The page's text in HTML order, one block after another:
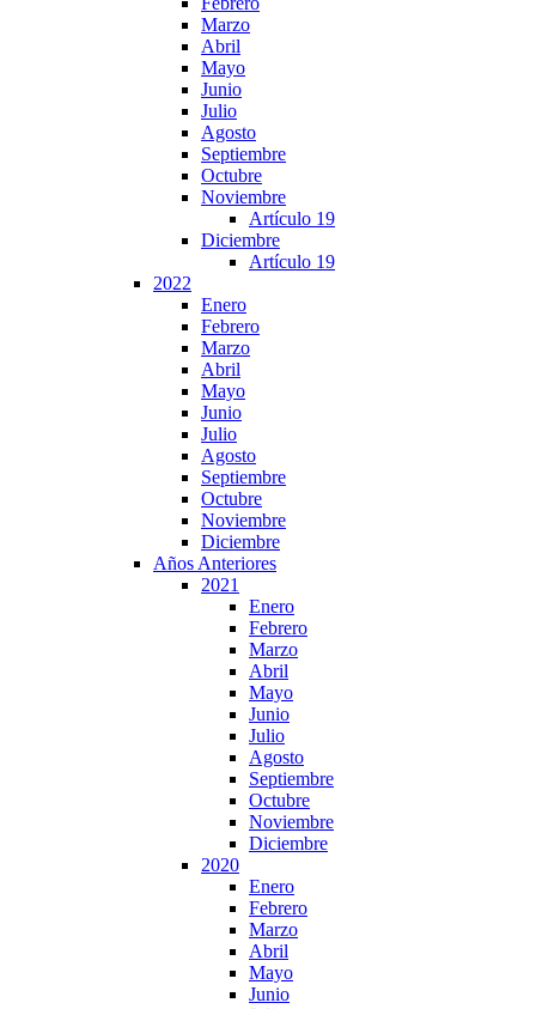
Marzo
Abril
Mayo
Junio
Julio
Agosto
Septiembre
Octubre
Noviembre
Artículo 19
Diciembre
Artículo 19
2022
Enero
Febrero
Marzo
Abril
Mayo
Junio
Julio
Agosto
Septiembre
Octubre
Noviembre
Diciembre
Años Anteriores
2021
Enero
Febrero
Marzo
Abril
Mayo
Junio
Julio
Agosto
Septiembre
Octubre
Noviembre
Diciembre
2020
Enero
Febrero
Marzo
Abril
Mayo
Junio